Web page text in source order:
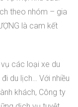
theo nhóm – gia
là cam kết
các loại xe du
du lịch… Với nhiều
khách, Công ty